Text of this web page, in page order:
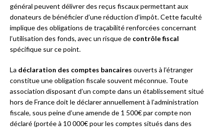
général peuvent délivrer des reçus fiscaux permettant aux
donateurs de bénéficier d’une réduction d’impôt. Cette faculté
implique des obligations de traçabilité renforcées concernant
l’utilisation des fonds, avec un risque de contrôle fiscal
spécifique sur ce point.
La déclaration des comptes bancaires ouverts à l’étranger
constitue une obligation fiscale souvent méconnue. Toute
association disposant d’un compte dans un établissement situé
hors de France doit le déclarer annuellement à l’administration
fiscale, sous peine d’une amende de 1 500€ par compte non
déclaré (portée à 10 000€ pour les comptes situés dans des